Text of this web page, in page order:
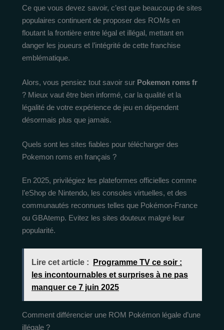
Ce que vous devez savoir, c’est que beaucoup de sites
populaires continuent de proposer des ROMs en
floutant la frontière entre légal et illégal, mettant en
danger les joueurs et l’intégrité de cette franchise
emblématique.
Alors, vous pensiez tout savoir sur Pokemon roms fr
? Mieux vaut être bien informé, car la qualité et la
légalité de votre expérience de jeu en dépendent
désormais plus que jamais.
Quels sont les sites fiables pour télécharger des
Pokemon roms en français ?
En 2025, privilégiez les plateformes officielles comme
l’eShop de Nintendo, les consoles virtuelles, et des
communautés reconnues telles que Pokémon-France
ou GBAtemp. Evitez les sites douteux malgré leur
popularité.
Lire cet article :
Programme TV ce soir :
les incontournables et surprises à ne pas
manquer ce 7 juin 2025
Comment différencier une ROM Pokémon légale d’une
illégale ?